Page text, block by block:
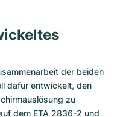
der beiden
dafür entwickelt, den
zu
dem ETA 2836-2 und